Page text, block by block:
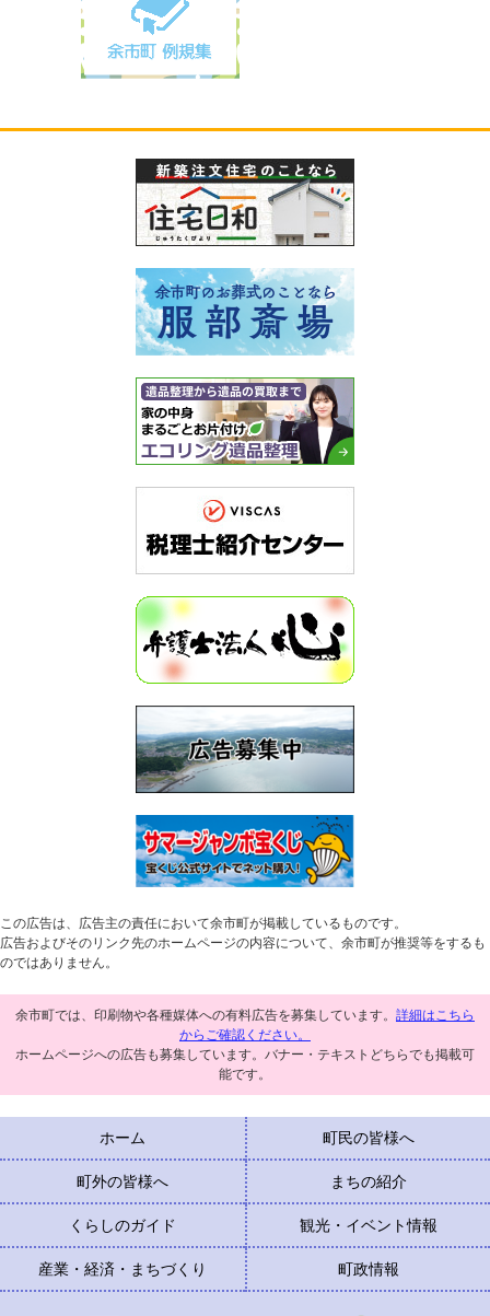
この広告は、広告主の責任において余市町が掲載しているものです。
広告およびそのリンク先のホームページの内容について、余市町が推奨等をするも
のではありません。
余市町では、印刷物や各種媒体への有料広告を募集しています。 詳細はこちら
からご確認ください。
ホームページへの広告も募集しています。バナー・テキストどちらでも掲載可
能です。
ホーム 町民の皆様へ
町外の皆様へ まちの紹介
くらしのガイド 観光・イベント情報
産業・経済・まちづくり 町政情報